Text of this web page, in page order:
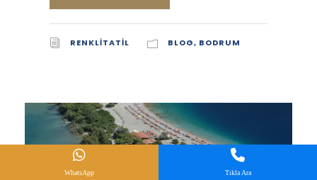
RENKLITATIL BLOG, BODRUM
WhatsApp Tıkla Ara